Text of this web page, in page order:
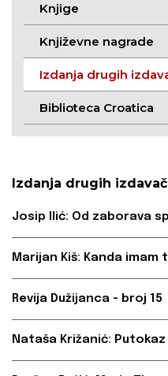
Knjige
Književne nagrade
Izdanja drugih
Biblioteca Croatica
Izdanja drugih
Josip Ilić: Od zaborava
Marijan Kiš: Kanda imam
Revija Dužijanca - broj 15
Nataša Križanić: